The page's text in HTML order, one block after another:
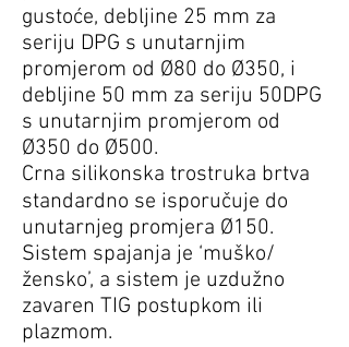
gustoće, debljine 25 mm za
seriju DPG s unutarnjim
promjerom od Ø80 do Ø350, i
debljine 50 mm za seriju 50DPG
s unutarnjim promjerom od
Ø350 do Ø500.
Crna silikonska trostruka brtva
standardno se isporučuje do
unutarnjeg promjera Ø150.
Sistem spajanja je ‘muško/
žensko’, a sistem je uzdužno
zavaren TIG postupkom ili
plazmom.